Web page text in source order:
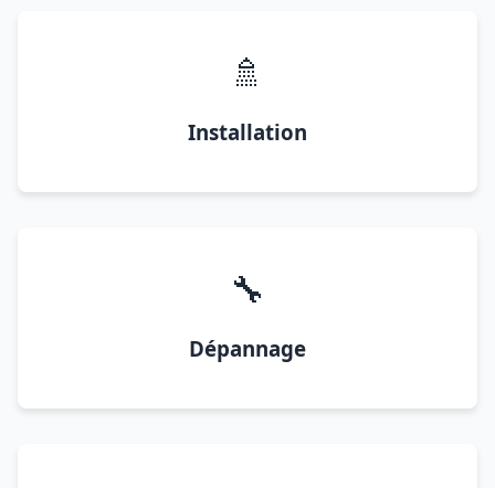
🚿
Installation
🔧
Dépannage